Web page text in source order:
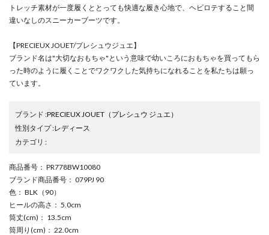
トレッチ素材が一度履くととっても快適な履き心地で、ヘビロテすること間
違いなしのスニーカーブーツです。
【PRECIEUX JOUET/プレシュウジュエ】
ブランド名は"大切なおもちゃ"という意味で幼いころにおもちゃを買ってもら
った時のように履くことでワクワクした気持ちになれることを私たちは願っ
ています。
ブランド :PRECIEUX JOUET （プレシュウ ジュエ）
性別タイプ:レディース
カテゴリ :
商品番号 ： PR778BW10080
ブランド商品番号 ： 079PJ 90
色 ： BLK（90）
ヒールの高さ ： 5.0cm
筒丈(cm) ： 13.5cm
筒周り(cm) ： 22.0cm